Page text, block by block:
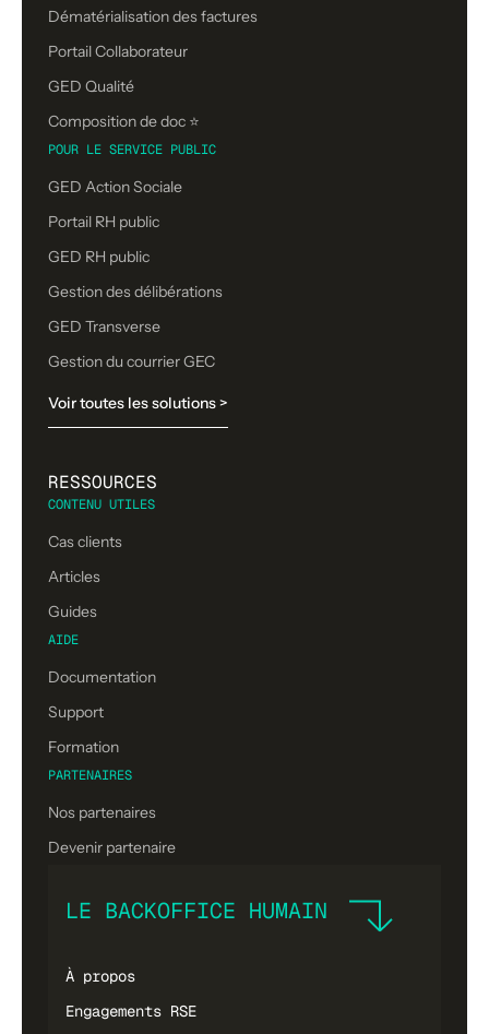
Dématérialisation des factures
Portail Collaborateur
GED Qualité
Composition de doc ⭐️
POUR LE SERVICE PUBLIC
GED Action Sociale
Portail RH public
GED RH public
Gestion des délibérations
GED Transverse
Gestion du courrier GEC
Voir toutes les solutions >
RESSOURCES
CONTENU UTILES
Cas clients
Articles
Guides
AIDE
Documentation
Support
Formation
PARTENAIRES
Nos partenaires
Devenir partenaire
LE BACKOFFICE HUMAIN
À propos
Engagements RSE